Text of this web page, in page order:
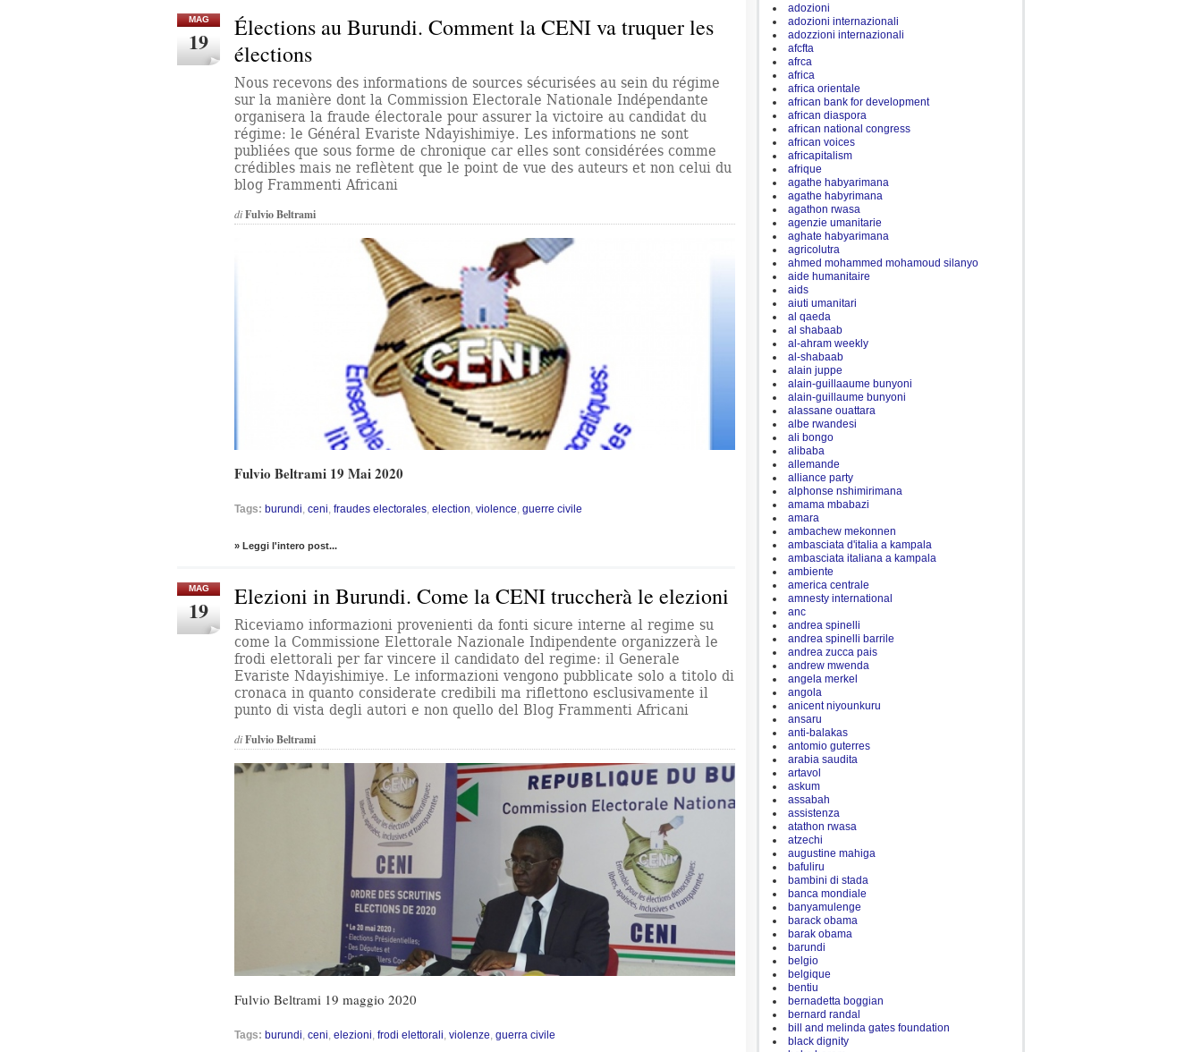
adozioni
adozioni internazionali
adozzioni internazionali
afcfta
afrca
africa
africa orientale
african bank for development
african diaspora
african national congress
african voices
africapitalism
afrique
agathe habyarimana
agathe habyrimana
agathon rwasa
agenzie umanitarie
aghate habyarimana
agricolutra
ahmed mohammed mohamoud silanyo
aide humanitaire
aids
aiuti umanitari
al qaeda
al shabaab
al-ahram weekly
al-shabaab
alain juppe
alain-guillaaume bunyoni
alain-guillaume bunyoni
alassane ouattara
albe rwandesi
ali bongo
alibaba
allemande
alliance party
alphonse nshimirimana
amama mbabazi
amara
ambachew mekonnen
ambasciata d'italia a kampala
ambasciata italiana a kampala
ambiente
america centrale
amnesty international
anc
andrea spinelli
andrea spinelli barrile
andrea zucca pais
andrew mwenda
angela merkel
angola
anicent niyounkuru
ansaru
anti-balakas
antomio guterres
arabia saudita
artavol
askum
assabah
assistenza
atathon rwasa
atzechi
augustine mahiga
bafuliru
bambini di stada
banca mondiale
banyamulenge
barack obama
barak obama
barundi
belgio
belgique
bentiu
bernadetta boggian
bernard randal
bill and melinda gates foundation
black dignity
MAG
19
Élections au Burundi. Comment la CENI va truquer les
élections
Nous recevons des informations de sources sécurisées au sein du régime
sur la manière dont la Commission Electorale Nationale Indépendante
organisera la fraude électorale pour assurer la victoire au candidat du
régime: le Général Evariste Ndayishimiye. Les informations ne sont
publiées que sous forme de chronique car elles sont considérées comme
crédibles mais ne reflètent que le point de vue des auteurs et non celui du
blog Frammenti Africani
diFulvio Beltrami
Fulvio Beltrami 19 Mai 2020
Tags: burundi, ceni, fraudes electorales, election, violence, guerre civile
» Leggi l'intero post...
MAG
19 Elezioni in Burundi. Come la CENI truccherà le elezioni
Riceviamo informazioni provenienti da fonti sicure interne al regime su
come la Commissione Elettorale Nazionale Indipendente organizzerà le
frodi elettorali per far vincere il candidato del regime: il Generale
Evariste Ndayishimiye. Le informazioni vengono pubblicate solo a titolo di
cronaca in quanto considerate credibili ma riflettono esclusivamente il
punto di vista degli autori e non quello del Blog Frammenti Africani
diFulvio Beltrami
Fulvio Beltrami 19 maggio 2020
Tags: burundi ceni elezioni frodi elettorali violenze guerra civile